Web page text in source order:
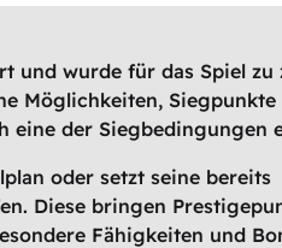
und wurde für das Spiel zu
Möglichkeiten, Siegpunkte
eine der Siegbedingungen
oder setzt seine bereits
Diese bringen
Fähigkeiten und